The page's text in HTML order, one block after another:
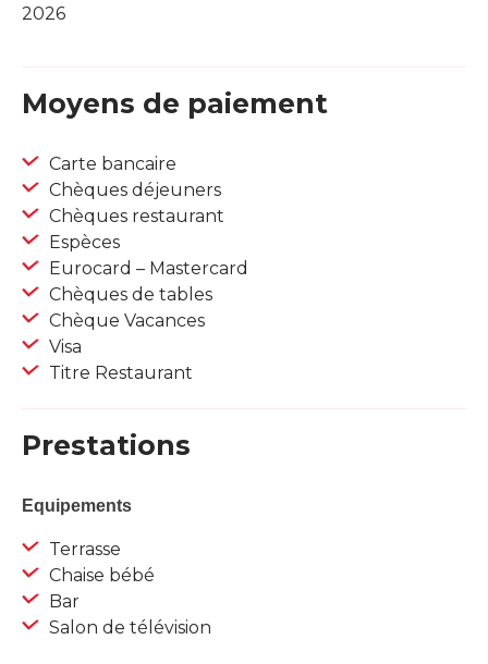
2026
Moyens de paiement
Carte bancaire
Chèques déjeuners
Chèques restaurant
Espèces
Eurocard – Mastercard
Chèques de tables
Chèque Vacances
Visa
Titre Restaurant
Prestations
Equipements
Terrasse
Chaise bébé
Bar
Salon de télévision